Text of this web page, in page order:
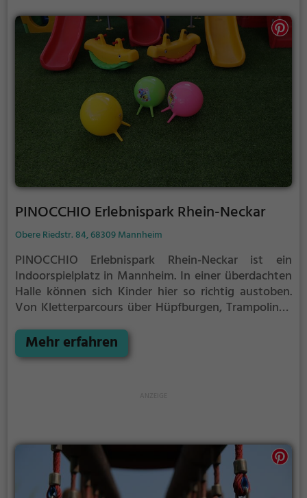
extremer Hitze gespielt werden. Dschungelcamp
eignet sich außerdem besonders gut, um einen
Kindergeburtstag zu veranstalten. Auf den
abwechslungsreichen Parcours wird es weder dem
Geburtstagskind, noch den Gästen so schnell
PINOCCHIO Erlebnispark Rhein-Neckar
Obere Riedstr. 84, 68309 Mannheim
PINOCCHIO Erlebnispark Rhein-Neckar ist ein
Indoorspielplatz in Mannheim. In einer überdachten
Halle können sich Kinder hier so richtig austoben.
Von Kletterparcours über Hüpfburgen, Trampolinen
Rhein-Neckar für jeden etwas dabei.
Mehr erfahren